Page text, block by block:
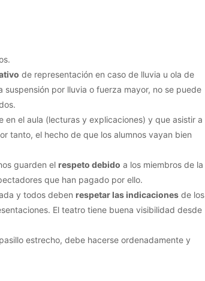
de representación en caso de lluvia u ola de
por lluvia o fuerza mayor, no se puede
el aula (lecturas y explicaciones) y que asistir a
tanto, el hecho de que los alumnos vayan bien
guarden el respeto debido a los miembros de la
que han pagado por ello.
y todos deben respetar las indicaciones de los
El teatro tiene buena visibilidad desde
estrecho, debe hacerse ordenadamente y